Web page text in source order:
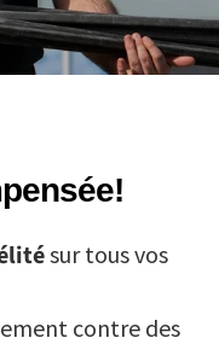
sur tous vos
contre des